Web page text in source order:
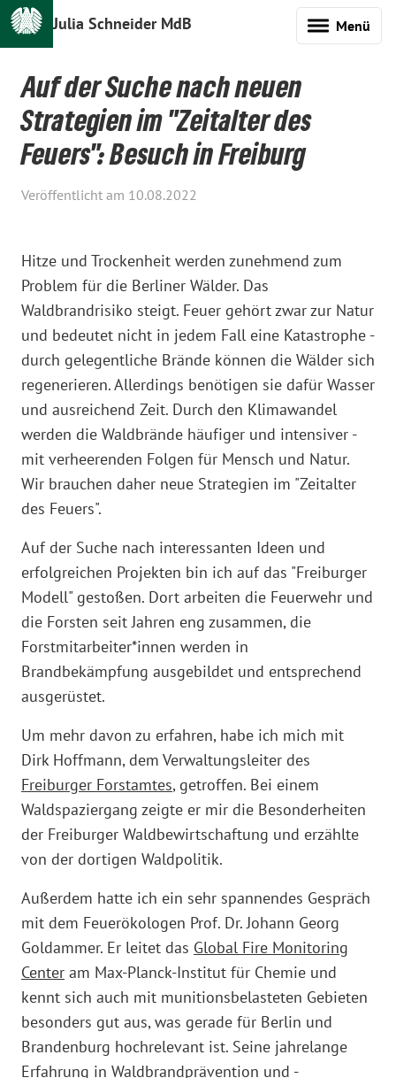
Julia Schneider MdB Menü
Auf der Suche nach neuen
Strategien im "Zeitalter des
Feuers": Besuch in Freiburg
Veröffentlicht am 10.08.2022
Hitze und Trockenheit werden zunehmend zum
Problem für die Berliner Wälder. Das
Waldbrandrisiko steigt. Feuer gehört zwar zur Natur
und bedeutet nicht in jedem Fall eine Katastrophe -
durch gelegentliche Brände können die Wälder sich
regenerieren. Allerdings benötigen sie dafür Wasser
und ausreichend Zeit. Durch den Klimawandel
werden die Waldbrände häufiger und intensiver -
mit verheerenden Folgen für Mensch und Natur.
Wir brauchen daher neue Strategien im "Zeitalter
des Feuers".
Auf der Suche nach interessanten Ideen und
erfolgreichen Projekten bin ich auf das "Freiburger
Modell" gestoßen. Dort arbeiten die Feuerwehr und
die Forsten seit Jahren eng zusammen, die
Forstmitarbeiter*innen werden in
Brandbekämpfung ausgebildet und entsprechend
ausgerüstet.
Um mehr davon zu erfahren, habe ich mich mit
Dirk Hoffmann, dem Verwaltungsleiter des
Freiburger Forstamtes, getroffen. Bei einem
Waldspaziergang zeigte er mir die Besonderheiten
der Freiburger Waldbewirtschaftung und erzählte
von der dortigen Waldpolitik.
Außerdem hatte ich ein sehr spannendes Gespräch
mit dem Feuerökologen Prof. Dr. Johann Georg
Goldammer. Er leitet das Global Fire Monitoring
Center am Max-Planck-Institut für Chemie und
kennt sich auch mit munitionsbelasteten Gebieten
besonders gut aus, was gerade für Berlin und
Brandenburg hochrelevant ist. Seine jahrelange
Erfahrung in Waldbrandprävention und -